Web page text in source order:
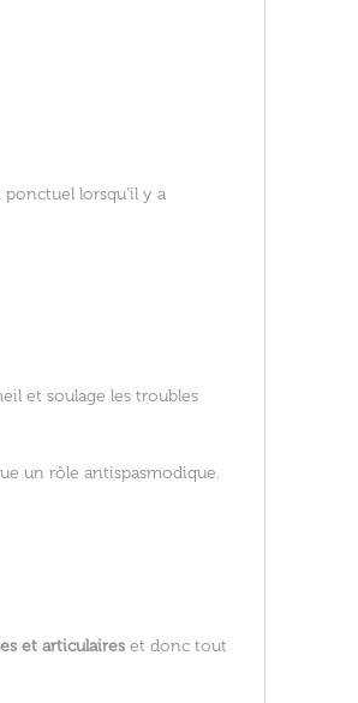
lorsqu'il y a
et soulage les troubles
un rôle antispasmodique.
et articulaires et donc tout